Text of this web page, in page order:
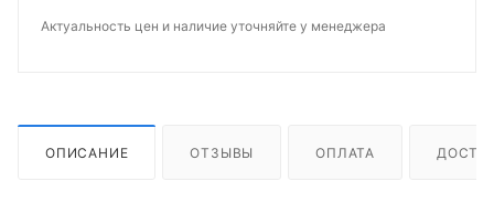
Актуальность цен и наличие уточняйте у менеджера
ОПИСАНИЕ ОТЗЫВЫ ОПЛАТА